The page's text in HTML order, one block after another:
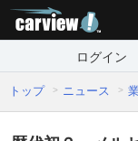
ログイン
トップ ニュース